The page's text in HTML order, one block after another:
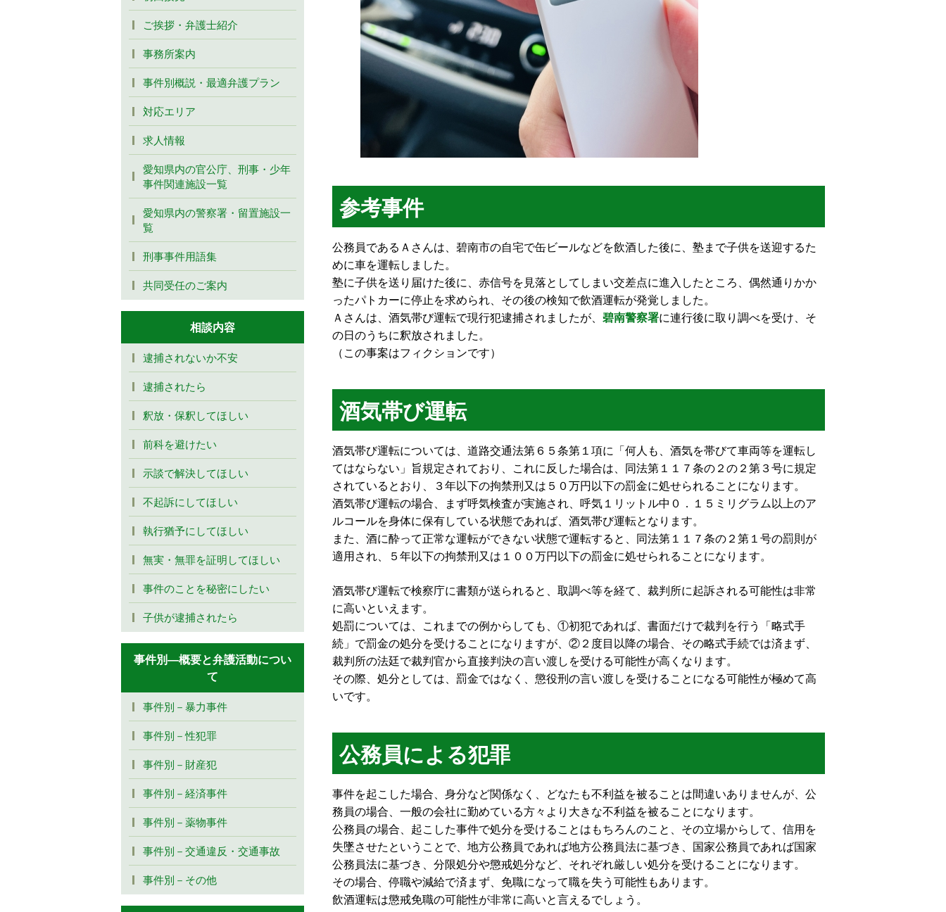
参考事件
公務員であるＡさんは、碧南市の自宅で缶ビールなどを飲酒した後に、塾まで子供を送迎するた
めに車を運転しました。
塾に子供を送り届けた後に、赤信号を見落としてしまい交差点に進入したところ、偶然通りかか
ったパトカーに停止を求められ、その後の検知で飲酒運転が発覚しました。
Ａさんは、酒気帯び運転で現行犯逮捕されましたが、 碧南警察署に連行後に取り調べを受け、そ
の日のうちに釈放されました。
（この事案はフィクションです）
酒気帯び運転
酒気帯び運転については、道路交通法第６５条第１項に「何人も、酒気を帯びて車両等を運転し
てはならない」旨規定されており、これに反した場合は、同法第１１７条の２の２第３号に規定
されているとおり、３年以下の拘禁刑又は５０万円以下の罰金に処せられることになります。
酒気帯び運転の場合、まず呼気検査が実施され、呼気１リットル中０．１５ミリグラム以上のア
ルコールを身体に保有している状態であれば、酒気帯び運転となります。
また、酒に酔って正常な運転ができない状態で運転すると、同法第１１７条の２第１号の罰則が
適用され、５年以下の拘禁刑又は１００万円以下の罰金に処せられることになります。
酒気帯び運転で検察庁に書類が送られると、取調べ等を経て、裁判所に起訴される可能性は非常
に高いといえます。
処罰については、これまでの例からしても、①初犯であれば、書面だけで裁判を行う「略式手
続」で罰金の処分を受けることになりますが、②２度目以降の場合、その略式手続では済まず、
裁判所の法廷で裁判官から直接判決の言い渡しを受ける可能性が高くなります。
その際、処分としては、罰金ではなく、懲役刑の言い渡しを受けることになる可能性が極めて高
いです。
公務員による犯罪
事件を起こした場合、身分など関係なく、どなたも不利益を被ることは間違いありませんが、公
務員の場合、一般の会社に勤めている方々より大きな不利益を被ることになります。
公務員の場合、起こした事件で処分を受けることはもちろんのこと、その立場からして、信用を
失墜させたということで、地方公務員であれば地方公務員法に基づき、国家公務員であれば国家
公務員法に基づき、分限処分や懲戒処分など、それぞれ厳しい処分を受けることになります。
その場合、停職や減給で済まず、免職になって職を失う可能性もあります。
飲酒運転は懲戒免職の可能性が非常に高いと言えるでしょう。
ご挨拶・弁護士紹介
事務所案内
事件別概説・最適弁護プラン
対応エリア
求人情報
愛知県内の官公庁、刑事・少年
事件関連施設一覧
愛知県内の警察署・留置施設一
覧
刑事事件用語集
共同受任のご案内
相談内容
逮捕されないか不安
逮捕されたら
釈放・保釈してほしい
前科を避けたい
示談で解決してほしい
不起訴にしてほしい
執行猶予にしてほしい
無実・無罪を証明してほしい
事件のことを秘密にしたい
子供が逮捕されたら
事件別―概要と弁護活動につい
て
事件別－暴力事件
事件別－性犯罪
事件別－財産犯
事件別－経済事件
事件別－薬物事件
事件別－交通違反・交通事故
事件別－その他